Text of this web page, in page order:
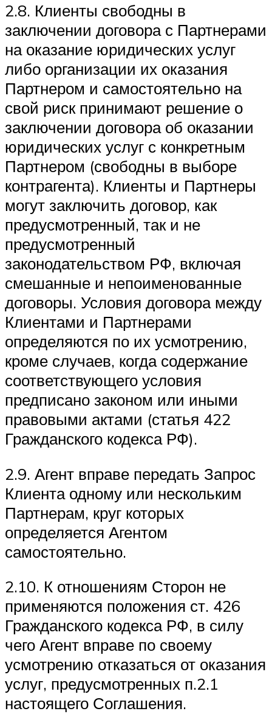
2.8. Клиенты свободны в
заключении договора с Партнерами
на оказание юридических услуг
либо организации их оказания
Партнером и самостоятельно на
свой риск принимают решение о
заключении договора об оказании
юридических услуг с конкретным
Партнером (свободны в выборе
контрагента). Клиенты и Партнеры
могут заключить договор, как
предусмотренный, так и не
предусмотренный
законодательством РФ, включая
смешанные и непоименованные
договоры. Условия договора между
Клиентами и Партнерами
определяются по их усмотрению,
кроме случаев, когда содержание
соответствующего условия
предписано законом или иными
правовыми актами (статья 422
Гражданского кодекса РФ).
2.9. Агент вправе передать Запрос
Клиента одному или нескольким
Партнерам, круг которых
определяется Агентом
самостоятельно.
2.10. К отношениям Сторон не
применяются положения ст. 426
Гражданского кодекса РФ, в силу
чего Агент вправе по своему
усмотрению отказаться от оказания
услуг, предусмотренных п.2.1
настоящего Соглашения.